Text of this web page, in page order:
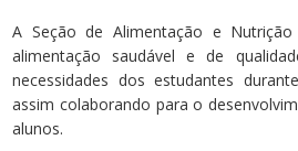
A Seção de Alimentação e
alimentação saudável e de
necessidades dos estudantes
assim colaborando para o
alunos.